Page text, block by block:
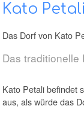
Kato
Das Dorf von Kato
Das traditionelle
Kato Petali befindet
aus, als würde das